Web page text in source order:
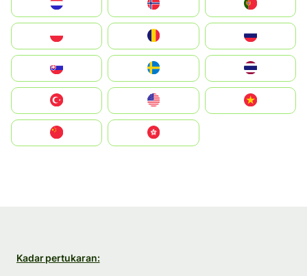
United States
中國香港特別行政區
Kadar pertukaran: